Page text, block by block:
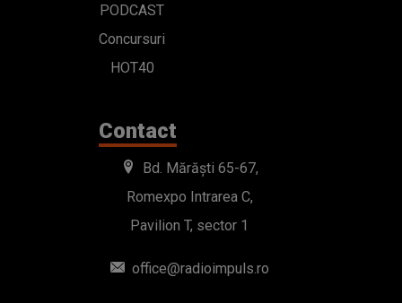
PODCAST
Concursuri
HOT40
Contact
Bd. Mărăști 65-67,
Romexpo Intrarea C,
Pavilion T, sector 1
office@radioimpuls.ro